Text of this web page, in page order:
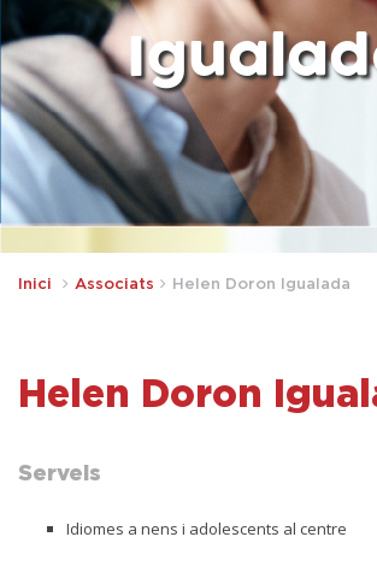
Inici Associats Helen Doron Igualada
Helen Doron
Serveis
Idiomes a nens i adolescents al centre